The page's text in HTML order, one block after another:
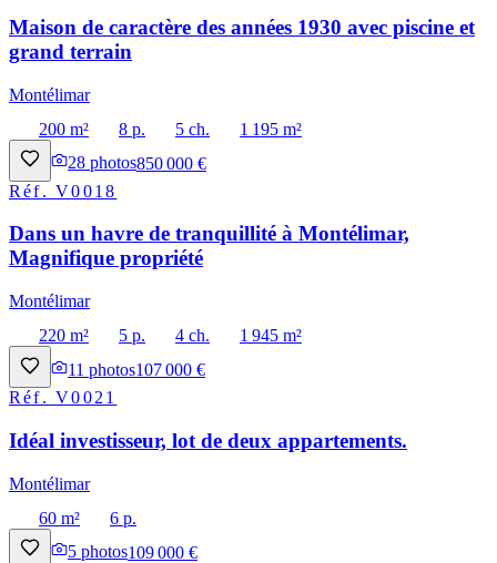
Maison de caractère des années 1930 avec piscine et
grand terrain
Montélimar
200 m²
8 p. 5 ch.
1 195 m²
28 photos850 000 €
Réf.V0018
Dans un havre de tranquillité à Montélimar,
Magnifique propriété
Montélimar
220 m²
5 p. 4 ch.
1 945 m²
11 photos107 000 €
Réf.V0021
Idéal investisseur, lot de deux appartements.
Montélimar
60 m²
6 p.
5 photos109 000 €